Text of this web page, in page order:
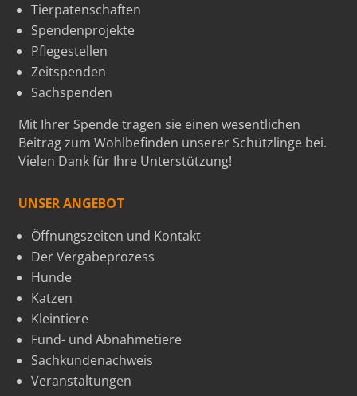
Tierpatenschaften
Spendenprojekte
Pflegestellen
Zeitspenden
Sachspenden
Mit Ihrer Spende tragen sie einen wesentlichen
Beitrag zum Wohlbefinden unserer Schützlinge bei.
Vielen Dank für Ihre Unterstützung!
UNSER ANGEBOT
Öffnungszeiten und Kontakt
Der Vergabeprozess
Hunde
Katzen
Kleintiere
Fund- und Abnahmetiere
Sachkundenachweis
Veranstaltungen